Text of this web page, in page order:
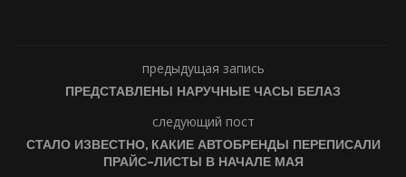
предыдущая запись
ПРЕДСТАВЛЕНЫ НАРУЧНЫЕ ЧАСЫ БЕЛАЗ
следующий пост
СТАЛО ИЗВЕСТНО, КАКИЕ АВТОБРЕНДЫ ПЕРЕПИСАЛИ
ПРАЙС-ЛИСТЫ В НАЧАЛЕ МАЯ